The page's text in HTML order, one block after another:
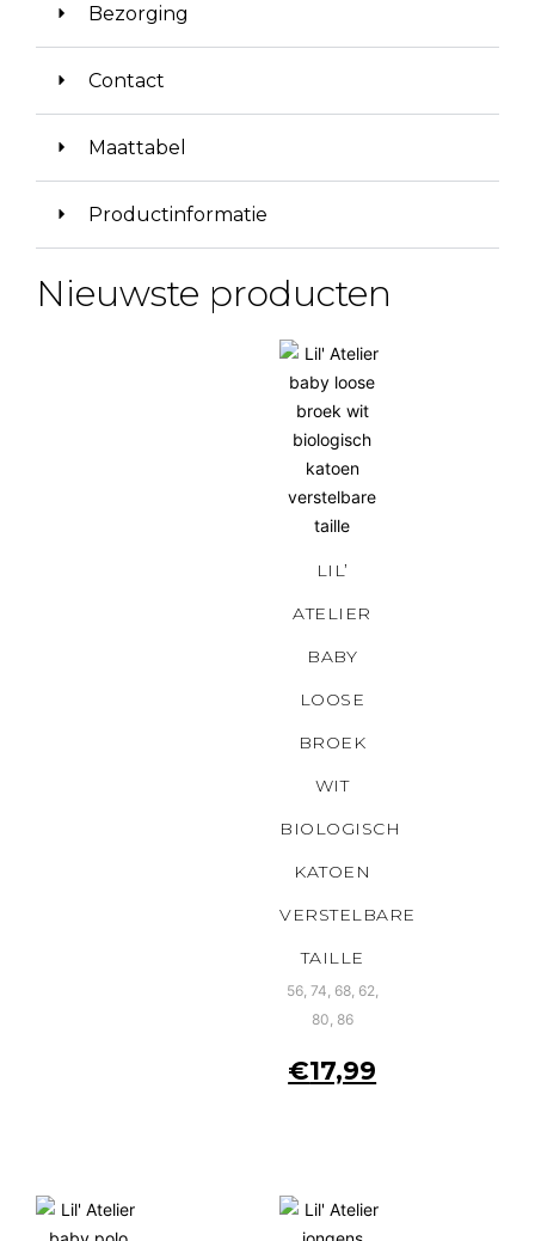
Bezorging
Contact
Maattabel
Productinformatie
Nieuwste producten
LIL’
ATELIER
BABY
LOOSE
BROEK
WIT
BIOLOGISCH
KATOEN
VERSTELBARE
TAILLE
56, 74, 68, 62,
80, 86
€17,99